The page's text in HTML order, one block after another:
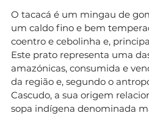
O tacacá é um mingau de
um caldo fino e bem
coentro e cebolinha e,
Este prato representa uma
amazónicas, consumida e
da região e, segundo o
Cascudo, a sua origem
sopa indígena denominada